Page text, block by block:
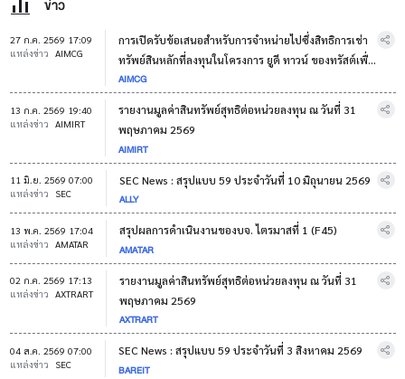
ข่าว
27 ก.ค. 2569 17:09
แหล่งข่าว
AIMCG
การเปิดรับข้อเสนอสำหรับการจำหน่ายไปซึ่งสิทธิการเช่า
ทรัพย์สินหลักที่ลงทุนในโครงการ ยูดี ทาวน์ ของทรัสต์เพื่อ
การลงทุน
อสังหาริมทรัพย์ เอไอเอ็ม คอมเมอร์เชียล โกรท (กองทรัสต์
AIMCG
13 ก.ค. 2569 19:40
แหล่งข่าว
AIMIRT
รายงานมูลค่าสินทรัพย์สุทธิต่อหน่วยลงทุน ณ วันที่ 31
พฤษภาคม 2569
AIMIRT
11 มิ.ย. 2569 07:00
แหล่งข่าว
SEC
SEC News : สรุปแบบ 59 ประจำวันที่ 10 มิถุนายน 2569
ALLY
13 พ.ค. 2569 17:04
แหล่งข่าว
AMATAR
สรุปผลการดำเนินงานของบจ. ไตรมาสที่ 1 (F45)
AMATAR
02 ก.ค. 2569 17:13
แหล่งข่าว
AXTRART
รายงานมูลค่าสินทรัพย์สุทธิต่อหน่วยลงทุน ณ วันที่ 31
พฤษภาคม 2569
AXTRART
04 ส.ค. 2569 07:00
แหล่งข่าว
SEC
SEC News : สรุปแบบ 59 ประจำวันที่ 3 สิงหาคม 2569
BAREIT